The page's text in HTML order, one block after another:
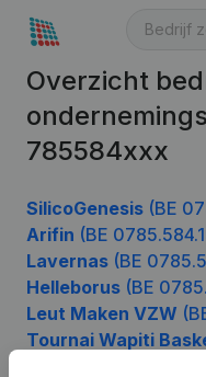
Overzicht
785584xxx
SilicoGenesis (BE
Arifin (BE
Lavernas (BE
Helleborus (BE
Leut Maken VZW
Tournai Wapiti